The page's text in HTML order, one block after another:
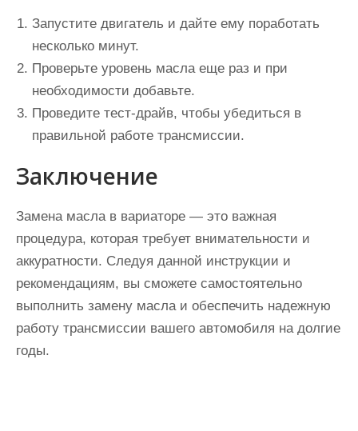
Запустите двигатель и дайте ему поработать
несколько минут.
Проверьте уровень масла еще раз и при
необходимости добавьте.
Проведите тест-драйв, чтобы убедиться в
правильной работе трансмиссии.
Заключение
Замена масла в вариаторе — это важная
процедура, которая требует внимательности и
аккуратности. Следуя данной инструкции и
рекомендациям, вы сможете самостоятельно
выполнить замену масла и обеспечить надежную
работу трансмиссии вашего автомобиля на долгие
годы.